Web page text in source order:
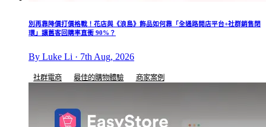
別再靠降價打價格戰！花店與《浪島》飾品如何靠「全通路開店平台+社群銷售閉
環」讓舊客回購率直衝 90%？
By Luke Li · 7th Aug, 2026
社群電商 最佳的購物體驗 商家案例